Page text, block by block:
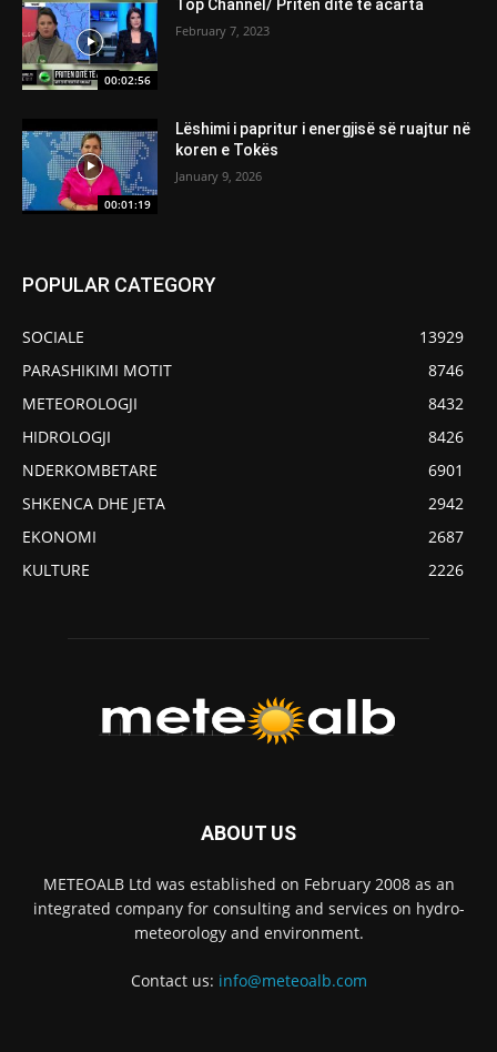
00:02:56
Top Channel/ Priten ditë të acarta
February 7, 2023
00:01:19
Lëshimi i papritur i energjisë së ruajtur në
koren e Tokës
January 9, 2026
POPULAR CATEGORY
SOCIALE
13929
PARASHIKIMI MOTIT
8746
METEOROLOGJI
8432
HIDROLOGJI
8426
NDERKOMBETARE
6901
SHKENCA DHE JETA
2942
EKONOMI
2687
KULTURE
2226
ABOUT US
METEOALB Ltd was established on February 2008 as an
integrated company for consulting and services on hydro-
meteorology and environment.
Contact us: info@meteoalb.com